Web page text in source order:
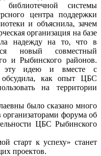
системы
центра поддержки
и объяснила, зачем
организация на базе
надежду на то, что в
новый совместный
и Рыбинского районов.
эту идею и вместе с
как опыт ЦБС
на территории
было сказано много
форума об
ЦБС Рыбинского
старт к успеху» станет
проектов.